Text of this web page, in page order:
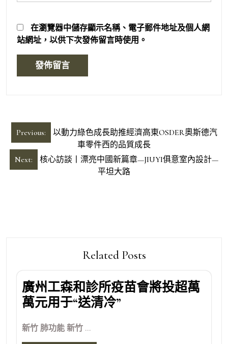
在瀏覽器中儲存顯示名稱、電子郵件地址及個人網
站網址，以供下次發佈留言時使用。
文
章
導
Previous:
以動力綠色成長助推經濟高東OSDER奧斯德汽
車零件西的品質成長
Next:
核心訪談丨漂亮中國新篇章—JIUYI俱意室內設計—
平坦大路
Related Posts
廣州工森和診所疫苗會將投超萬
萬元用于“送清冷”
新竹 肺功能 新竹 ...